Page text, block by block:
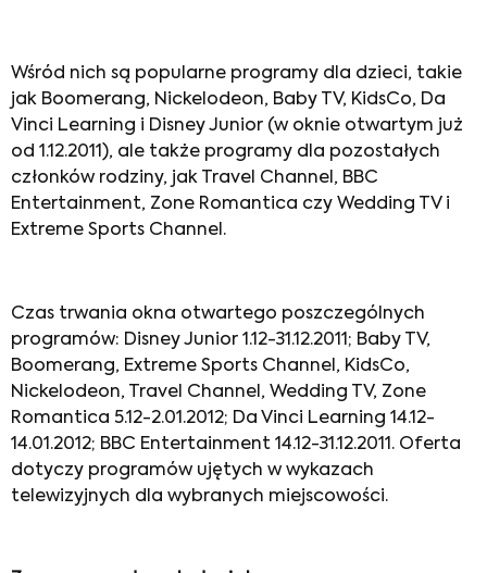
Wśród nich są popularne programy dla dzieci, takie
jak Boomerang, Nickelodeon, Baby TV, KidsCo, Da
Vinci Learning i Disney Junior (w oknie otwartym już
od 1.12.2011), ale także programy dla pozostałych
członków rodziny, jak Travel Channel, BBC
Entertainment, Zone Romantica czy Wedding TV i
Extreme Sports Channel.
Czas trwania okna otwartego poszczególnych
programów: Disney Junior 1.12-31.12.2011; Baby TV,
Boomerang, Extreme Sports Channel, KidsCo,
Nickelodeon, Travel Channel, Wedding TV, Zone
Romantica 5.12-2.01.2012; Da Vinci Learning 14.12-
14.01.2012; BBC Entertainment 14.12-31.12.2011. Oferta
dotyczy programów ujętych w wykazach
telewizyjnych dla wybranych miejscowości.